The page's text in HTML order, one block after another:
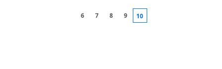
6 7 8 9 10